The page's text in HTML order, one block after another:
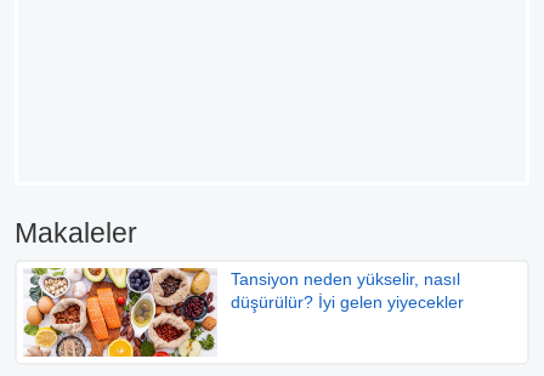
Makaleler
Tansiyon neden yükselir, nasıl
düşürülür? İyi gelen yiyecekler